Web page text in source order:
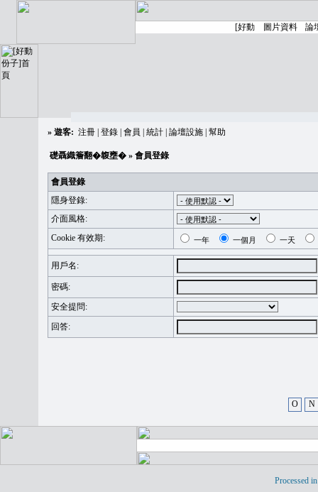
» 遊客: 注冊 登錄 會員 統計 論壇設施 幫助
礎聶織簷翻�䪖壅� » 會員登錄
會員登錄
隱身登錄:
介面風格:
Cookie 有效期:
一年 一個月 一天
用戶名:
密碼:
安全提問:
回答:
O N
Processed